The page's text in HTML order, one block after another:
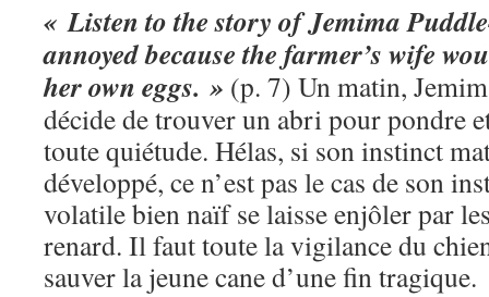
« Listen to the story of Jemima
annoyed because the farmer’s wife
her own eggs. » (p. 7) Un matin,
décide de trouver un abri pour pondre
toute quiétude. Hélas, si son instinct
développé, ce n’est pas le cas de son
volatile bien naïf se laisse enjôler par
renard. Il faut toute la vigilance du
sauver la jeune cane d’une fin tragique.